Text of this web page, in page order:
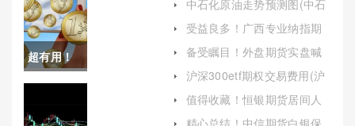
超有用！
国内期货
平台手续
化并做出相应调整）
中石化原油走势预测图(中石
化原油走势预测图最新)
受益良多！广西专业纳指期
货开户（帮助投资者顺利进
入这一充满机遇的市场）
备受瞩目！外盘期货实盘喊
单(成功策略和注意事项)
沪深300etf期权交易费用(沪
深300etf期权交易门槛)
值得收藏！恒银期货居间人
喊单(非法行为与风险防范)